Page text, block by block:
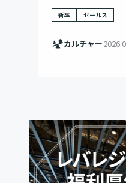
新卒 セールス
カルチャー